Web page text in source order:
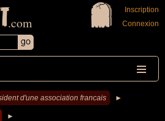
.com
Inscription
Connexion
d'une association francais ►
►